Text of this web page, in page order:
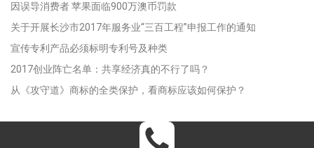
因误导消费者 苹果面临900万澳币罚款
关于开展长沙市2017年服务业“三百工程”申报工作的通知
宣传专利产品必须标明专利号及种类
2017创业阵亡名单：共享经济真的不行了吗？
从《攻守道》商标的全类保护，看商标应该如何保护？